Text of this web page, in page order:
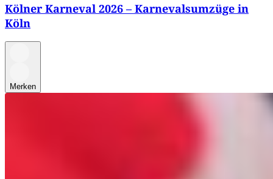
Kölner Karneval 2026 – Karnevalsumzüge in
Köln
Merken